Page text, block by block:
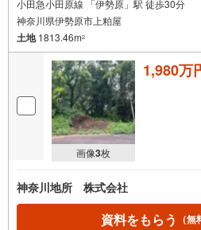
小田急小田原線 「伊勢原」駅 徒歩30分
神奈川県伊勢原市上粕屋
土地1813.46m2
画像3枚
1,980万
神奈川地所 株式会社
資料をもらう （無